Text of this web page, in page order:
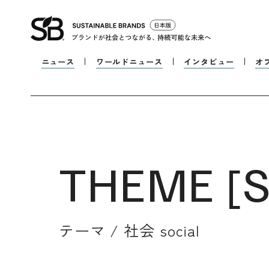
ニュース ワールドニュース インタビュー オ
THEME [
テーマ / 社会 social